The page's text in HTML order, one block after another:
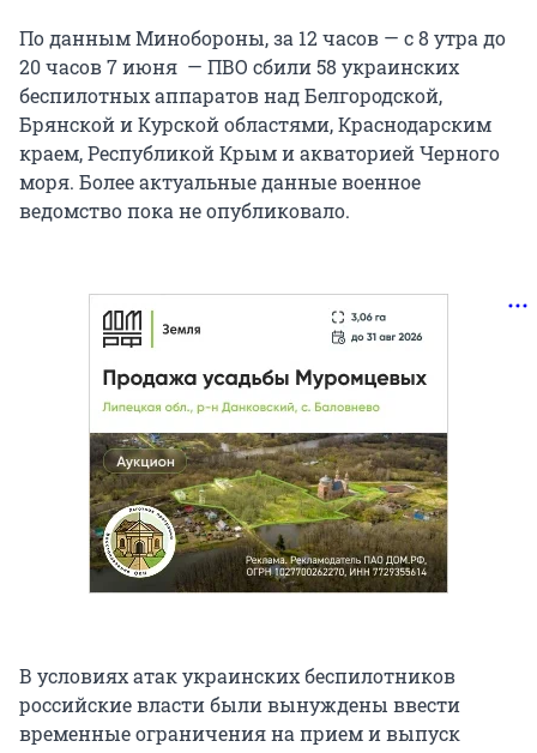
По данным Минобороны, за 12 часов — с 8 утра до
20 часов 7 июня — ПВО сбили 58 украинских
беспилотных аппаратов над Белгородской,
Брянской и Курской областями, Краснодарским
краем, Республикой Крым и акваторией Черного
моря. Более актуальные данные военное
ведомство пока не опубликовало.
В условиях атак украинских беспилотников
российские власти были вынуждены ввести
временные ограничения на прием и выпуск